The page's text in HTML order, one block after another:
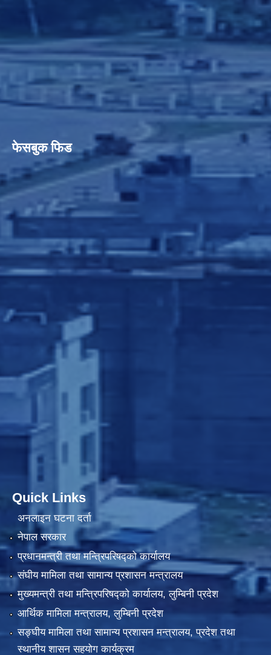
फेसबुक फिड
Quick Links
अनलाइन घटना दर्ता
नेपाल सरकार
प्रधानमन्त्री तथा मन्त्रिपरिषद्को कार्यालय
संघीय मामिला तथा सामान्य प्रशासन मन्त्रालय
मुख्यमन्त्री तथा मन्त्रिपरिषद्को कार्यालय, लुम्बिनी प्रदेश
आर्थिक मामिला मन्त्रालय, लुम्बिनी प्रदेश
सङ्घीय मामिला तथा सामान्य प्रशासन मन्त्रालय, प्रदेश तथा
स्थानीय शासन सहयोग कार्यक्रम